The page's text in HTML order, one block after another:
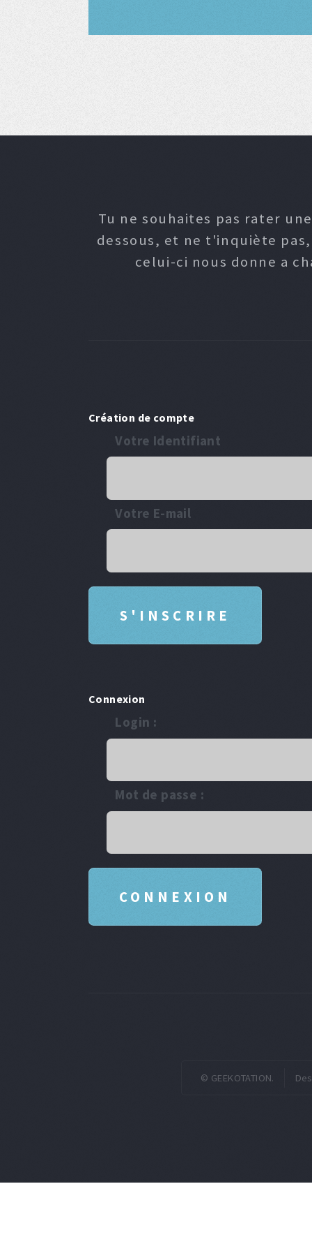
Tu ne souhaites pas rater
dessous, et ne t'inquiète
celui-ci nous donne a
Création de compte
Votre Identifiant
Votre E-mail
Connexion
Login :
Mot de passe :
© GEEKOTATION.